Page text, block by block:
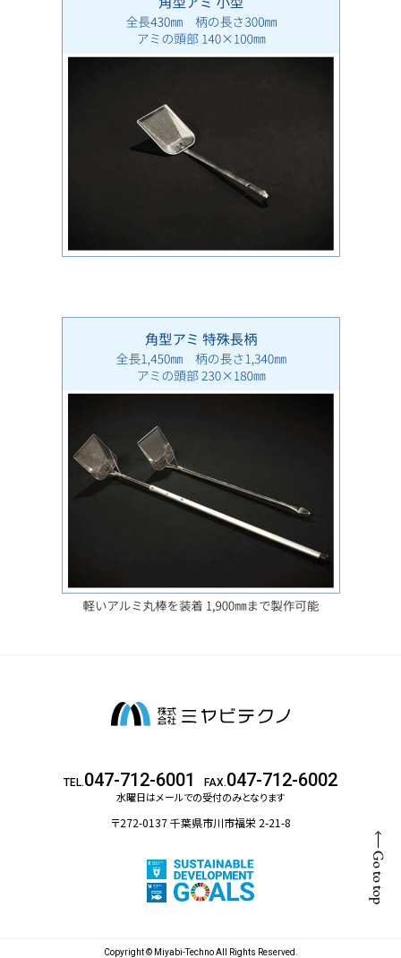
TEL.047-712-6001 FAX.047-712-6002
水曜日はメールでの受付のみとなります
〒272-0137 千葉県市川市福栄 2-21-8
Copyright © Miyabi-Techno All Rights Reserved.